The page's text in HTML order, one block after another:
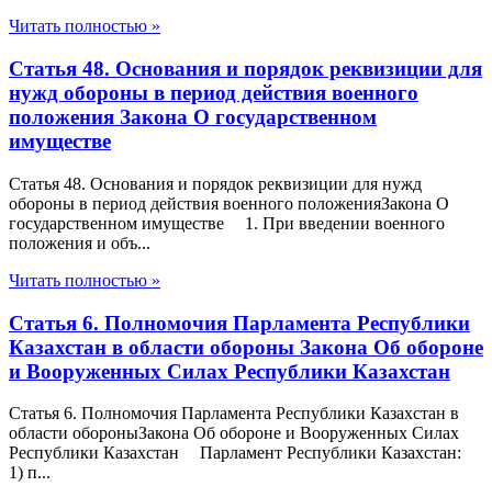
Читать полностью »
Статья 48. Основания и порядок реквизиции для
нужд обороны в период действия военного
положения Закона О государственном
имуществе
Статья 48. Основания и порядок реквизиции для нужд
обороны в период действия военного положенияЗакона О
государственном имуществе 1. При введении военного
положения и объ...
Читать полностью »
Статья 6. Полномочия Парламента Республики
Казахстан в области обороны Закона Об обороне
и Вооруженных Силах Республики Казахстан
Статья 6. Полномочия Парламента Республики Казахстан в
области обороныЗакона Об обороне и Вооруженных Силах
Республики Казахстан Парламент Республики Казахстан:
1) п...